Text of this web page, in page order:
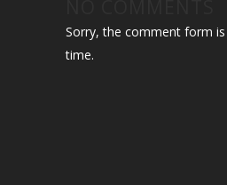
Sorry, the comment form
time.